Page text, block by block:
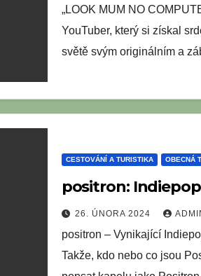
„LOOK MUM NO
YouTuber, který si získal
světě svým originálním a
CESTOVÁNÍ A TURISTIKA OBECNÁ
positron:
26. ÚNORA 2024
positron – Vynikající
Takže, kdo nebo co jsou